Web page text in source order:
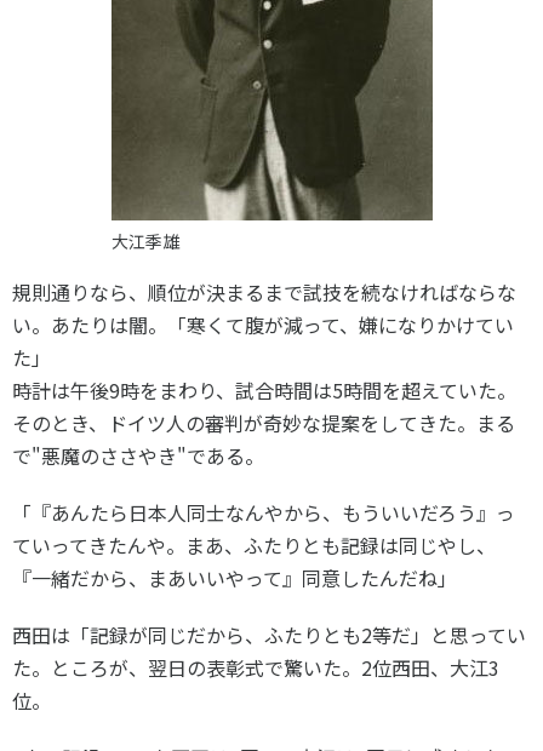
大江季雄
規則通りなら、順位が決まるまで試技を続なければならな
い。あたりは闇。「寒くて腹が減って、嫌になりかけてい
た」
時計は午後9時をまわり、試合時間は5時間を超えていた。
そのとき、ドイツ人の審判が奇妙な提案をしてきた。まる
で"悪魔のささやき"である。
「『あんたら日本人同士なんやから、もういいだろう』っ
ていってきたんや。まあ、ふたりとも記録は同じやし、
『一緒だから、まあいいやって』同意したんだね」
西田は「記録が同じだから、ふたりとも2等だ」と思ってい
た。ところが、翌日の表彰式で驚いた。2位西田、大江3
位。